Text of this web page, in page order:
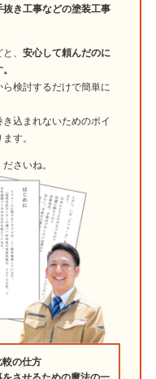
き工事などの塗装工事
と、安心して頼んだのに
検討するだけで簡単に
込まれないためのポイ
す。
さいね。
較の仕方